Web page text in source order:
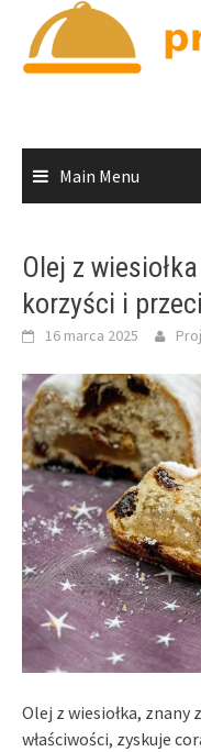
content
Main Menu
Olej z
korzyści i
16 marca 2025
Olej z wiesiołka,
właściwości, zyskuje